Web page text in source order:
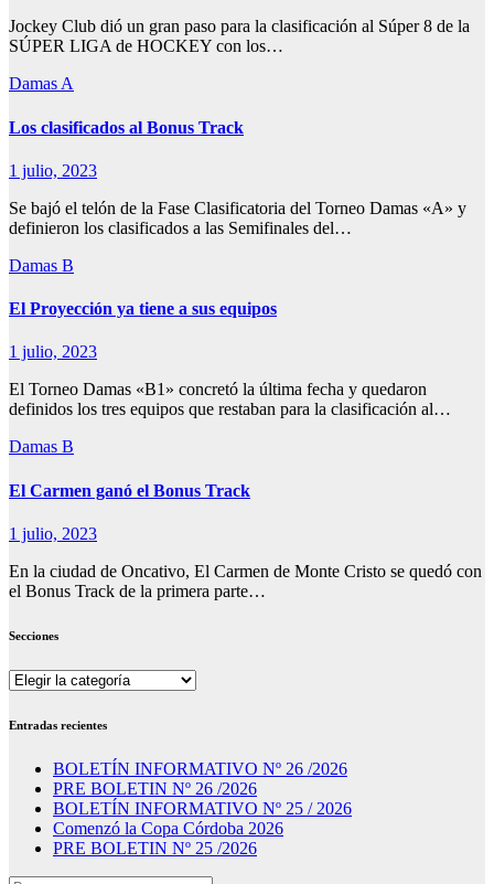
Jockey Club dió un gran paso para la clasificación al Súper 8 de la
SÚPER LIGA de HOCKEY con los…
Damas A
Los clasificados al Bonus Track
1 julio, 2023
Se bajó el telón de la Fase Clasificatoria del Torneo Damas «A» y
definieron los clasificados a las Semifinales del…
Damas B
El Proyección ya tiene a sus equipos
1 julio, 2023
El Torneo Damas «B1» concretó la última fecha y quedaron
definidos los tres equipos que restaban para la clasificación al…
Damas B
El Carmen ganó el Bonus Track
1 julio, 2023
En la ciudad de Oncativo, El Carmen de Monte Cristo se quedó con
el Bonus Track de la primera parte…
Secciones
Secciones
Entradas recientes
BOLETÍN INFORMATIVO Nº 26 /2026
PRE BOLETIN Nº 26 /2026
BOLETÍN INFORMATIVO Nº 25 / 2026
Comenzó la Copa Córdoba 2026
PRE BOLETIN Nº 25 /2026